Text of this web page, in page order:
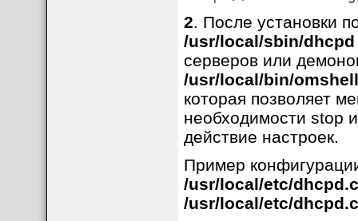
2. После установки
/usr/local/sbin/dhcpd
серверов или
/usr/local/bin/omshell
которая позволяет
необходимости stop
действие настроек.
Пример
/usr/local/etc/
/usr/local/etc/